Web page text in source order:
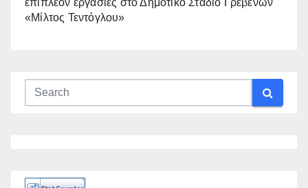
επιπλέον εργασίες στο Δημοτικό Στάδιο Γρεβενών
«Μίλτος Τεντόγλου»